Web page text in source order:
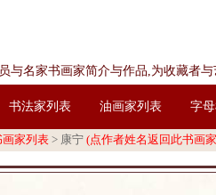
与名家书画家简介与作品,为收藏者
书法家列表 油画家列表 字
画家列表 > 康宁 (点作者姓名返回此书画